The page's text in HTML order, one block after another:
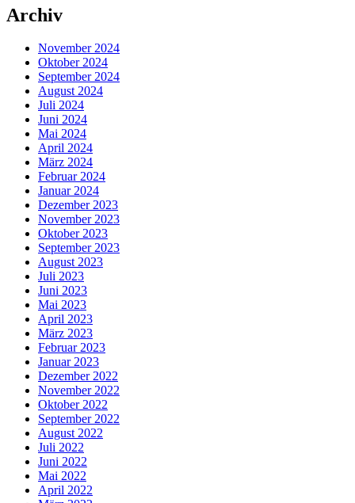
Archiv
November 2024
Oktober 2024
September 2024
August 2024
Juli 2024
Juni 2024
Mai 2024
April 2024
März 2024
Februar 2024
Januar 2024
Dezember 2023
November 2023
Oktober 2023
September 2023
August 2023
Juli 2023
Juni 2023
Mai 2023
April 2023
März 2023
Februar 2023
Januar 2023
Dezember 2022
November 2022
Oktober 2022
September 2022
August 2022
Juli 2022
Juni 2022
Mai 2022
April 2022